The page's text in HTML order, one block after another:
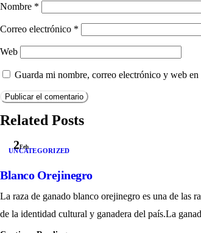
Nombre *
Correo electrónico *
Web
Guarda mi nombre, correo electrónico y web
Related Posts
2Feb
UNCATEGORIZED
Blanco Orejinegro
La raza de ganado blanco orejinegro es una de las
de la identidad cultural y ganadera del país.La